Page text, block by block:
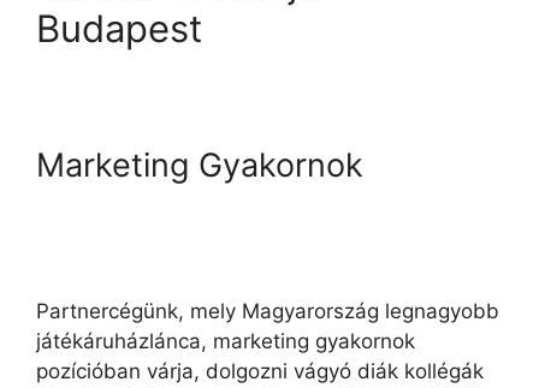
Budapest
Marketing Gyakornok
Partnercégünk, mely Magyarország legnagyobb
játékáruházlánca, marketing gyakornok
pozícióban várja, dolgozni vágyó diák kollégák